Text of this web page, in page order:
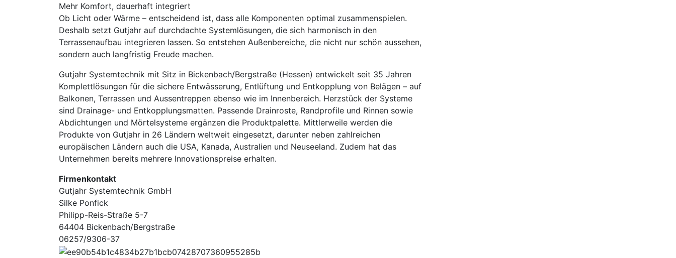
Mehr Komfort, dauerhaft integriert
Ob Licht oder Wärme – entscheidend ist, dass alle Komponenten optimal zusammenspielen.
Deshalb setzt Gutjahr auf durchdachte Systemlösungen, die sich harmonisch in den
Terrassenaufbau integrieren lassen. So entstehen Außenbereiche, die nicht nur schön aussehen,
sondern auch langfristig Freude machen.
Gutjahr Systemtechnik mit Sitz in Bickenbach/Bergstraße (Hessen) entwickelt seit 35 Jahren
Komplettlösungen für die sichere Entwässerung, Entlüftung und Entkopplung von Belägen – auf
Balkonen, Terrassen und Aussentreppen ebenso wie im Innenbereich. Herzstück der Systeme
sind Drainage- und Entkopplungsmatten. Passende Drainroste, Randprofile und Rinnen sowie
Abdichtungen und Mörtelsysteme ergänzen die Produktpalette. Mittlerweile werden die
Produkte von Gutjahr in 26 Ländern weltweit eingesetzt, darunter neben zahlreichen
europäischen Ländern auch die USA, Kanada, Australien und Neuseeland. Zudem hat das
Unternehmen bereits mehrere Innovationspreise erhalten.
Firmenkontakt
Gutjahr Systemtechnik GmbH
Silke Ponfick
Philipp-Reis-Straße 5-7
64404 Bickenbach/Bergstraße
06257/9306-37